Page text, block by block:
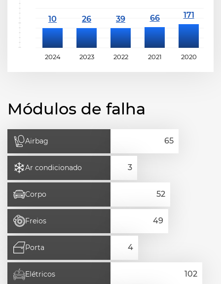
2024 2023 2022 2021 2020
Módulos de falha
Airbag
Ar condicionado
Corpo
Freios
Porta
Elétricos